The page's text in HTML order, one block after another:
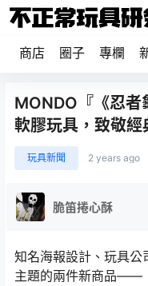
商店 圈子 專欄
MONDO『《忍者
軟膠玩具，致敬經
玩具新聞 2 years ago
脆笛捲心酥
知名海報設計、玩具公
主題的兩件新商品——